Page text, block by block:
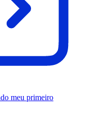
meu primeiro